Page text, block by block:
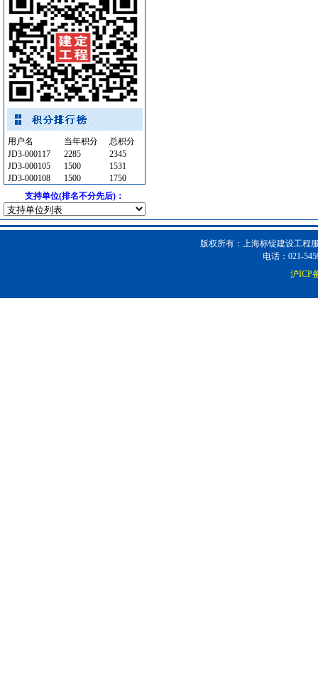
仪器仪表 [采购中]
消防稳压泵 [采购中]
防水防腐 [采购中]
墙地面砖 [采购中]
室内装修 [采购中]
光源灯具 [采购中]
给排水系统 [采购中]
管材管件
[采购中]
通风防排烟 [采购中]
电梯 [采购中]
防火隔热
[采购中]
给排水管件
PVC窗帘 [采购中]
防火阀 [采购中]
用户名 当年积分
总积分
JD3-000117
2285
2345
JD3-000105
1500
1531
JD3-000108
1500
1750
支持单位(排名不分先后)：
版权所有：上海标锭建设工程
电话：021-
沪ICP